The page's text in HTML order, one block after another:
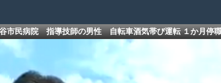
市民病院 指導技師の男性 自転車酒気帯び運転 １か月